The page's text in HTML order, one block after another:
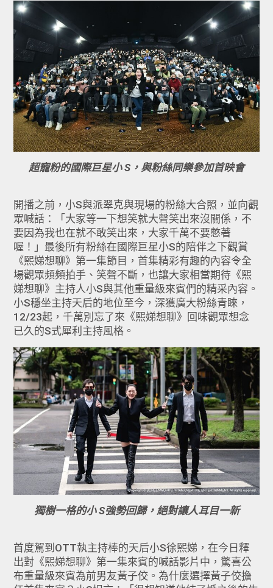
超寵粉的國際巨星小 S，與粉絲同樂參加首映會
開播之前，小S與派翠克與現場的粉絲大合照，並向觀
眾喊話：「大家等一下想笑就大聲笑出來沒關係，不
要因為我也在就不敢笑出來，大家千萬不要憋著
喔！」最後所有粉絲在國際巨星小S的陪伴之下觀賞
《熙娣想聊》第一集節目，首集精彩有趣的內容令全
場觀眾頻頻拍手、笑聲不斷，也讓大家相當期待《熙
娣想聊》主持人小S與其他重量級來賓們的精采內容。
小S穩坐主持天后的地位至今，深獲廣大粉絲青睞，
12/23起，千萬別忘了來《熙娣想聊》回味觀眾想念
已久的S式犀利主持風格。
獨樹一格的小 S強勢回歸，絕對讓人耳目一新
首度駕到OTT執主持棒的天后小S徐熙娣，在今日釋
出對《熙娣想聊》第一集來賓的喊話影片中，驚喜公
布重量級來賓為前男友黃子佼。為什麼選擇黃子佼擔